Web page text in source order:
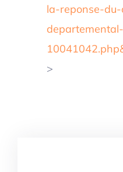
la-reponse-
departemental-
>